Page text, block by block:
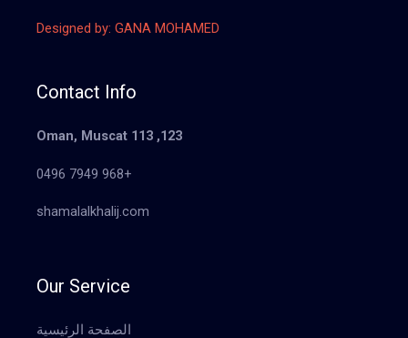
Designed by: GANA MOHAMED
Contact Info
123, Oman, Muscat 113
+968 7949 0496
shamalalkhalij.com
Our Service
الصفحة الرئيسية